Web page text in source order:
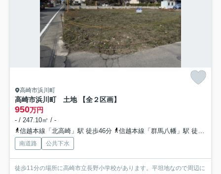
高崎市浜川町
高崎市浜川町 土地 【全２区画】
950万円
- / 247.10㎡ / -
信越本線「北高崎」駅 徒歩46分
信越本線「群馬八幡」駅 徒歩52分
南道路 公共下水
徒歩11分の場所に高崎市立長野小学校があります。平坦地なので周辺に